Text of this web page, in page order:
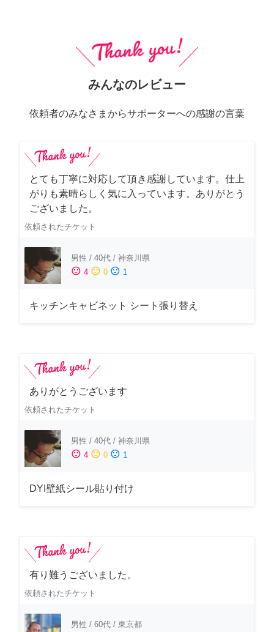
みんなのレビュー
依頼者のみなさまからサポーターへの感謝の言葉
とても丁寧に対応して頂き感謝しています。仕上
がりも素晴らしく気に入っています。ありがとう
ございました。
依頼されたチケット
男性 / 40代 / 神奈川県
sentiment_satisfied 4 sentiment_neutral 0 sentiment_dissatisfied 1
キッチンキャビネット シート張り替え
ありがとうございます
依頼されたチケット
男性 / 40代 / 神奈川県
sentiment_satisfied 4 sentiment_neutral 0 sentiment_dissatisfied 1
DYI壁紙シール貼り付け
有り難うございました。
依頼されたチケット
男性 / 60代 / 東京都